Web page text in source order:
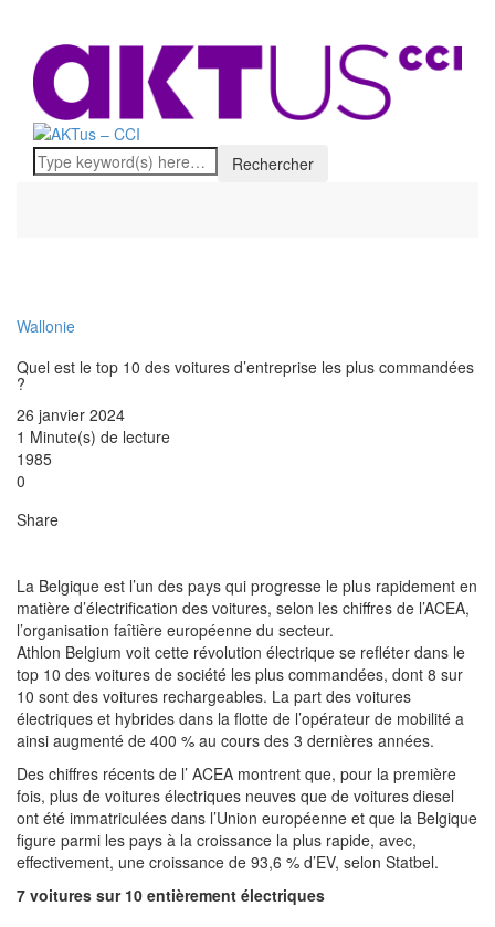
Wallonie
Quel est le top 10 des voitures d’entreprise les plus commandées
?
26 janvier 2024
1 Minute(s) de lecture
1985
0
Share
La Belgique est l’un des pays qui progresse le plus rapidement en
matière d’électrification des voitures, selon les chiffres de l’ACEA,
l’organisation faîtière européenne du secteur.
Athlon Belgium voit cette révolution électrique se refléter dans le
top 10 des voitures de société les plus commandées, dont 8 sur
10 sont des voitures rechargeables. La part des voitures
électriques et hybrides dans la flotte de l’opérateur de mobilité a
ainsi augmenté de 400 % au cours des 3 dernières années.
Des chiffres récents de l’ ACEA montrent que, pour la première
fois, plus de voitures électriques neuves que de voitures diesel
ont été immatriculées dans l’Union européenne et que la Belgique
figure parmi les pays à la croissance la plus rapide, avec,
effectivement, une croissance de 93,6 % d’EV, selon Statbel.
7 voitures sur 10 entièrement électriques ​